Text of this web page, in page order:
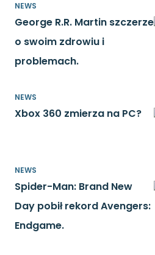
NEWS
George R.R. Martin szczerze
o swoim zdrowiu i
problemach.
NEWS
Xbox 360 zmierza na PC?
NEWS
Spider-Man: Brand New
Day pobił rekord Avengers:
Endgame.